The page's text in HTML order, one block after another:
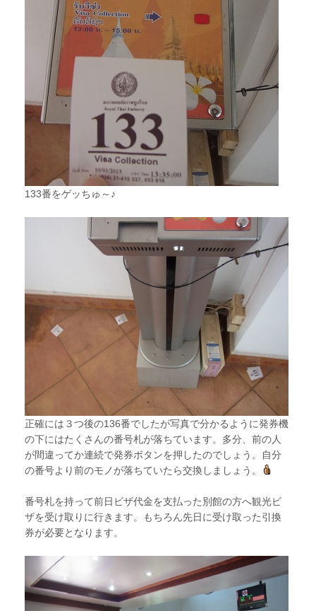
133番をゲッちゅ～♪
正確には３つ後の136番でしたが写真で分かるように発券機
の下にはたくさんの番号札が落ちています。多分、前の人
が間違ってか連続で発券ボタンを押したのでしょう。自分
の番号より前のモノが落ちていたら交換しましょう。
番号札を持って前日ビザ代金を支払った別館の方へ観光ビ
ザを受け取りに行きます。もちろん先日に受け取った引換
券が必要となります。